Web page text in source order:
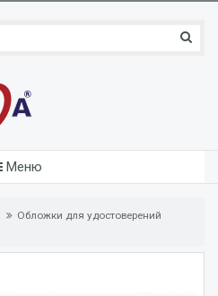
Меню
Обложки для удостоверений